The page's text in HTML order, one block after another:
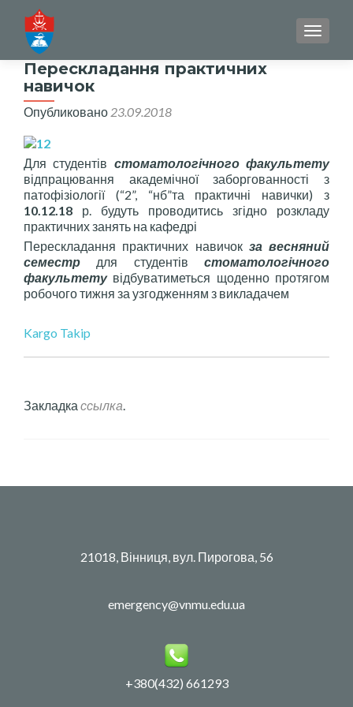
Перескладання практичних
навичок
Опубликовано 23.09.2018
Для студентів стоматологічного факультету
відпрацювання академічної заборгованності з
патофізіології (“2”, “нб”та практичні навички) з
10.12.18 р. будуть проводитись згідно розкладу
практичних занять на кафедрі
Перескладання практичних навичок за весняний
семестр для студентів стоматологічного
факультетувідбуватиметься щоденно протягом
робочого тижня за узгодженням з викладачем
Kargo Takip
Закладка ссылка.
21018, Вінниця, вул. Пирогова, 56
emergency@vnmu.edu.ua
+380(432) 661293